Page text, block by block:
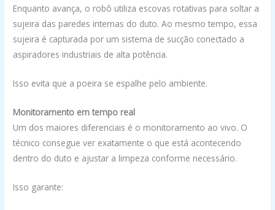
Enquanto avança, o robô utiliza escovas rotativas para soltar a
sujeira das paredes internas do duto. Ao mesmo tempo, essa
sujeira é capturada por um sistema de sucção conectado a
aspiradores industriais de alta potência.
Isso evita que a poeira se espalhe pelo ambiente.
Monitoramento em tempo real
Um dos maiores diferenciais é o monitoramento ao vivo. O
técnico consegue ver exatamente o que está acontecendo
dentro do duto e ajustar a limpeza conforme necessário.
Isso garante: